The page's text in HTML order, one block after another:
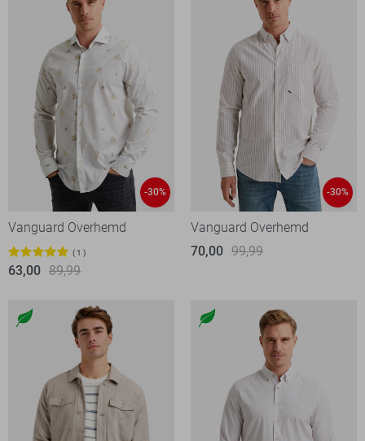
-30%
Vanguard Overhemd
1
63,00 89,99
-30%
Vanguard Overhemd
70,00 99,99